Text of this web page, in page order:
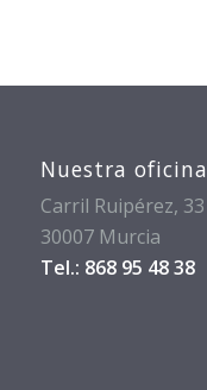
Nuestra oficina
Carril Ruipérez, 33
30007 Murcia
Tel.: 868 95 48 38